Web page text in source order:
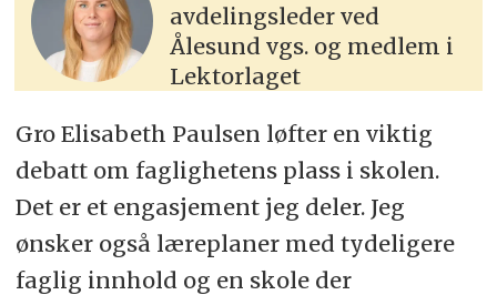
avdelingsleder ved
Ålesund vgs. og medlem i
Lektorlaget
Gro Elisabeth Paulsen løfter en viktig
debatt om faglighetens plass i skolen.
Det er et engasjement jeg deler. Jeg
ønsker også læreplaner med tydeligere
faglig innhold og en skole der